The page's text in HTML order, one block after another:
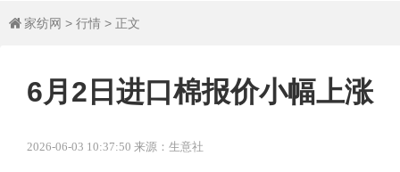
 家纺网 > 行情 > 正文
6月2日进口棉报价小幅上涨
2026-06-03 10:37:50 来源：生意社